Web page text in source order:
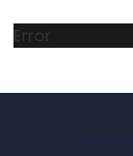
Error